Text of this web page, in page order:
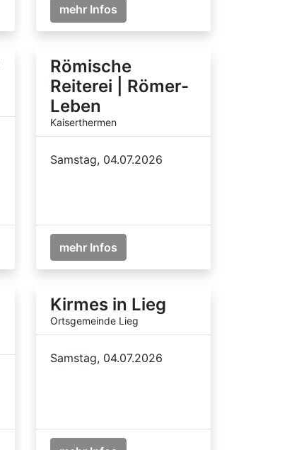
mehr Infos
Römische
Reiterei | Römer-
Leben
Kaiserthermen
Samstag, 04.07.2026
mehr Infos
Kirmes in Lieg
Ortsgemeinde Lieg
Samstag, 04.07.2026